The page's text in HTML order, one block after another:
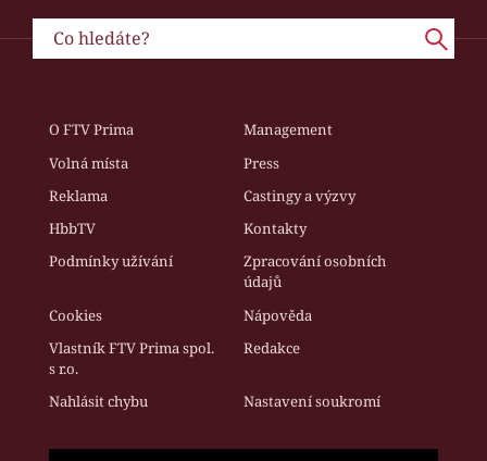
O FTV Prima
Management
Volná místa
Press
Reklama
Castingy a výzvy
HbbTV
Kontakty
Podmínky užívání
Zpracování osobních
údajů
Cookies
Nápověda
Vlastník FTV Prima spol.
s r.o.
Redakce
Nahlásit chybu Nastavení soukromí